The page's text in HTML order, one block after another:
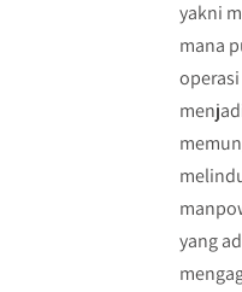
yakni
mana
yang